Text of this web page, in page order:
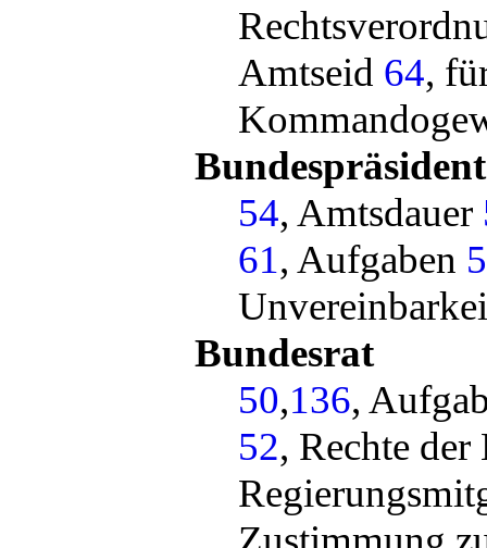
Amtseid 64,
Bundespräsident
54, Amtsdauer
61, Aufgaben
Bundesrat
50,136,
52, Rechte